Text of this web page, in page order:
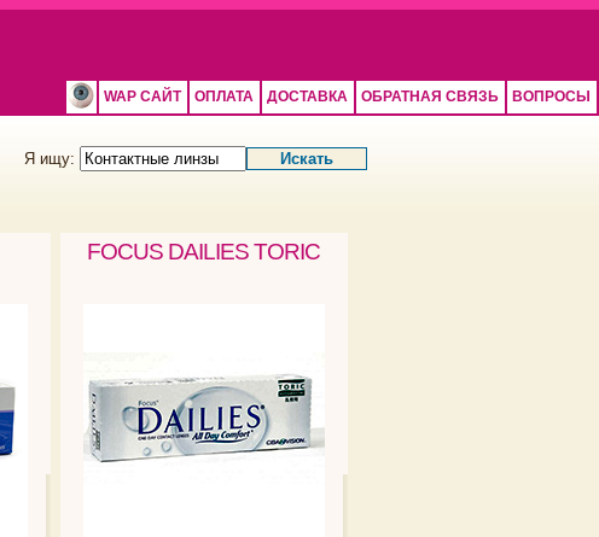
WAP САЙТ ОПЛАТА ДОСТАВКА ОБРАТНАЯ СВЯЗЬ ВОПРОСЫ
Я ищу:
FOCUS DAILIES TORIC